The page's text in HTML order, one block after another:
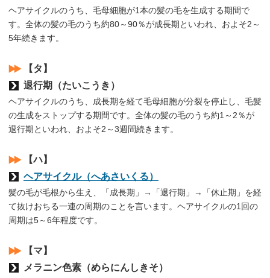
ヘアサイクルのうち、毛母細胞が1本の髪の毛を生成する期間で
す。全体の髪の毛のうち約80～90％が成長期といわれ、およそ2～
5年続きます。
【タ】
退行期（たいこうき）
ヘアサイクルのうち、成長期を経て毛母細胞が分裂を停止し、毛髪
の生成をストップする期間です。全体の髪の毛のうち約1～2％が
退行期といわれ、およそ2～3週間続きます。
【ハ】
ヘアサイクル（へあさいくる）
髪の毛が毛根から生え、「成長期」→「退行期」→「休止期」を経
て抜けおちる一連の周期のことを言います。ヘアサイクルの1回の
周期は5～6年程度です。
【マ】
メラニン色素（めらにんしきそ）